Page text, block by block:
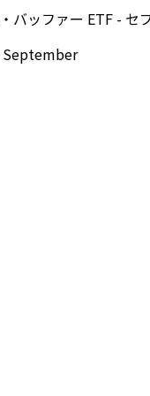
バッファー ETF - セ
September